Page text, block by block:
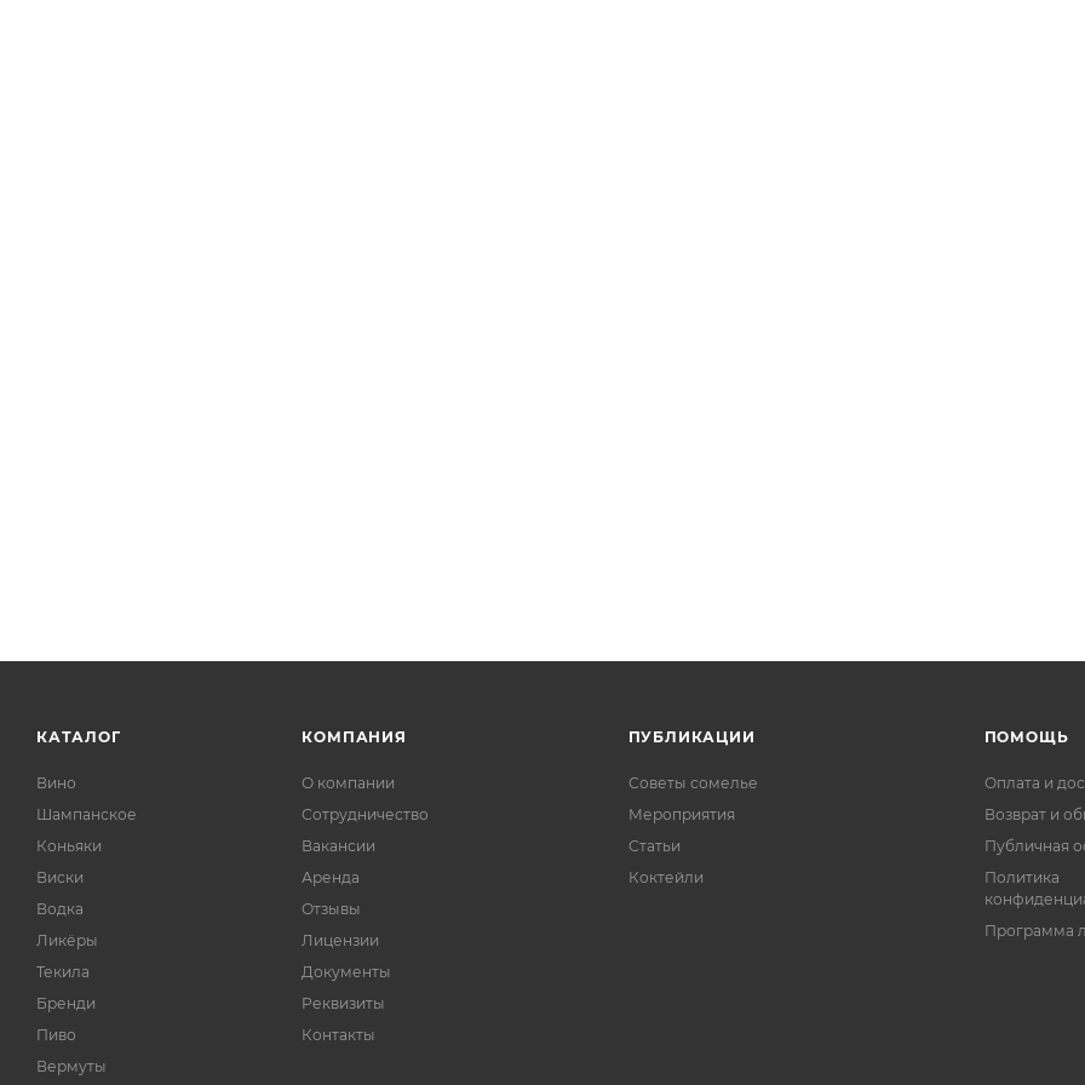
КАТАЛОГ
Вино
Шампанское
Коньяки
Виски
Водка
Ликёры
Текила
Бренди
Пиво
Вермуты
КОМПАНИЯ
О компании
Сотрудничество
Вакансии
Аренда
Отзывы
Лицензии
Документы
Реквизиты
Контакты
ПУБЛИКАЦИИ
Советы сомелье
Мероприятия
Статьи
Коктейли
ПОМОЩЬ
Оплата и
Возврат и
Публичная
Политика
Программа